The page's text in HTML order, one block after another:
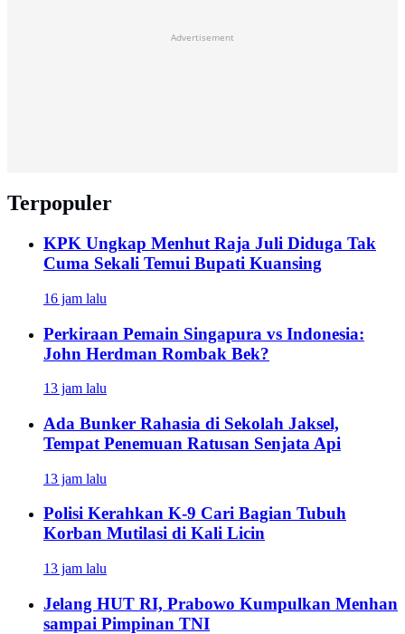
Advertisement
Terpopuler
KPK Ungkap Menhut Raja Juli Diduga Tak
Cuma Sekali Temui Bupati Kuansing
16 jam lalu
Perkiraan Pemain Singapura vs Indonesia:
John Herdman Rombak Bek?
13 jam lalu
Ada Bunker Rahasia di Sekolah Jaksel,
Tempat Penemuan Ratusan Senjata Api
13 jam lalu
Polisi Kerahkan K-9 Cari Bagian Tubuh
Korban Mutilasi di Kali Licin
13 jam lalu
Jelang HUT RI, Prabowo Kumpulkan Menhan
sampai Pimpinan TNI